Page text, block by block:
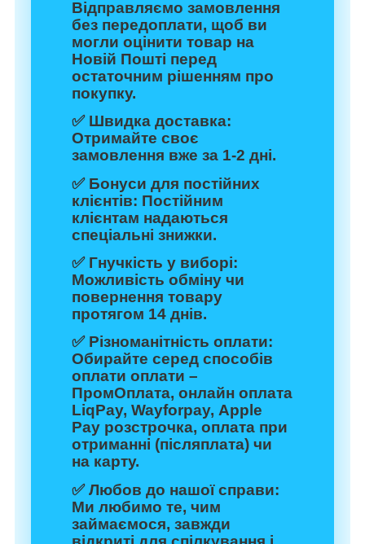
Відправляємо замовлення
без передоплати, щоб ви
могли оцінити товар на
Новій Пошті перед
остаточним рішенням про
покупку.
✅ Швидка доставка:
Отримайте своє
замовлення вже за 1-2 дні.
✅ Бонуси для постійних
клієнтів: Постійним
клієнтам надаються
спеціальні знижки.
✅ Гнучкість у виборі:
Можливість обміну чи
повернення товару
протягом 14 днів.
✅ Різноманітність оплати:
Обирайте серед способів
оплати оплати –
ПромОплата, онлайн оплата
LiqPay, Wayforpay, Apple
Pay розстрочка, оплата при
отриманні (післяплата) чи
на карту.
✅Любов до нашої справи:
Ми любимо те, чим
займаємося, завжди